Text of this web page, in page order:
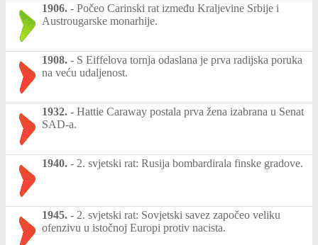
1906. - Počeo Carinski rat između Kraljevine Srbije i
Austrougarske monarhije.
1908. - S Eiffelova tornja odaslana je prva radijska poruka
na veću udaljenost.
1932. - Hattie Caraway postala prva žena izabrana u Senat
SAD-a.
1940. - 2. svjetski rat: Rusija bombardirala finske gradove.
1945. - 2. svjetski rat: Sovjetski savez započeo veliku
ofenzivu u istočnoj Europi protiv nacista.